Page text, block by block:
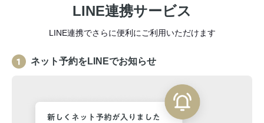
LINE連携サービス
LINE連携でさらに便利にご利用いただけます
ネット予約をLINEでお知らせ